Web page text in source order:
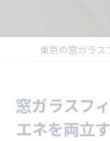
窓ガラスフ
エネを両立